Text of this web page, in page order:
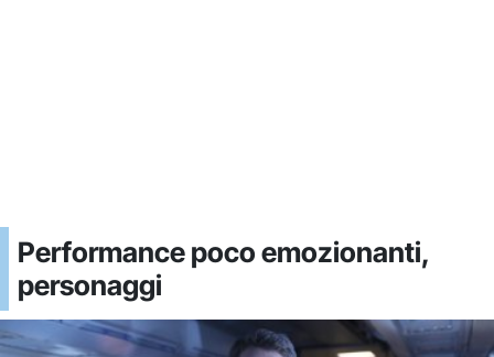
Performance poco emozionanti,
personaggi